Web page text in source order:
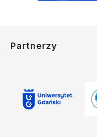
Partnerzy